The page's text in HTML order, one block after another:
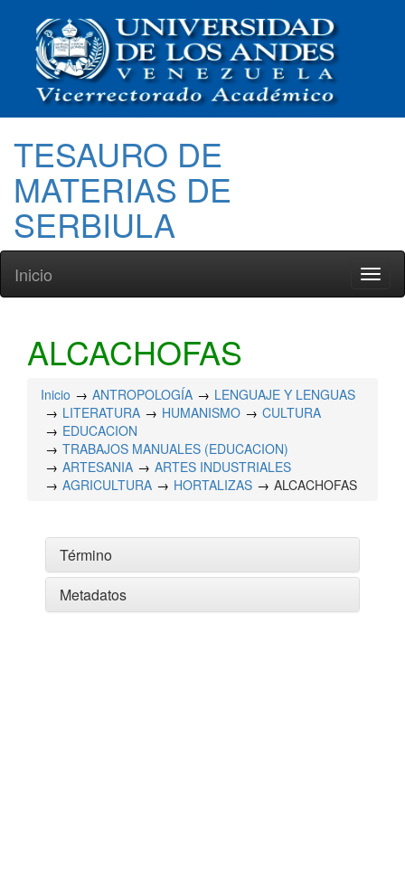
TESAURO DE
MATERIAS DE
SERBIULA
Inicio
ALCACHOFAS
Inicio ANTROPOLOGÍA
LENGUAJE Y LENGUAS
LITERATURA
HUMANISMO
CULTURA
EDUCACION
TRABAJOS MANUALES (EDUCACION)
ARTESANIA
ARTES INDUSTRIALES
AGRICULTURA
HORTALIZAS ALCACHOFAS
Término
Metadatos